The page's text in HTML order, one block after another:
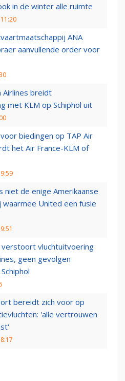
in de winter alle ruimte
ANA
aanvullende order voor
Airlines breidt
met KLM op Schiphol uit
biedingen op TAP Air
het Air France-KLM of
niet de enige Amerikaanse
waarmee United een fusie
vluchtuitvoering
geen gevolgen
bereidt zich voor op
'alle vertrouwen